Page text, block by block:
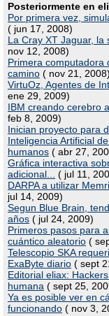
Posteriormente en
Por primera vez,
( jun 17, 2008)
La Cray XT Jaguar,
nov 12, 2008)
Primera computadora
camino ( nov 21, 2008)
VirtuOz, Agentes de
ene 29, 2009)
IBM creando cerebro
feb 8, 2009)
Inician proyecto para
Inteligencia Artificial
humanos ( abr 27,
Gráfica interactiva
adicional...
( jul 11,
DARPA a utilizar
jul 14, 2009)
Segun Blue Brain,
años ( jul 24, 2009)
Primeros pasos para
cuántico aleatorio (
Telescopio SKA
ExaByte diario ( sept
Editorial eliax:
humana ( sept 25,
Ya es posible ver en
funcionando ( nov 3,